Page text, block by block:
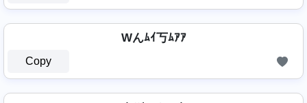
Wんﾑｲ丂ﾑｱｱ
Copy